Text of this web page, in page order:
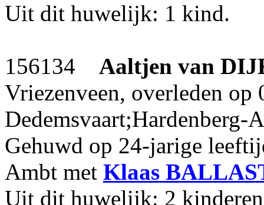
Uit dit huwelijk: 1 kind.
156134 Aaltjen van
Vriezenveen, overleden op
Gehuwd op 24-jarige
Ambt met Klaas
Uit dit huwelijk: 2